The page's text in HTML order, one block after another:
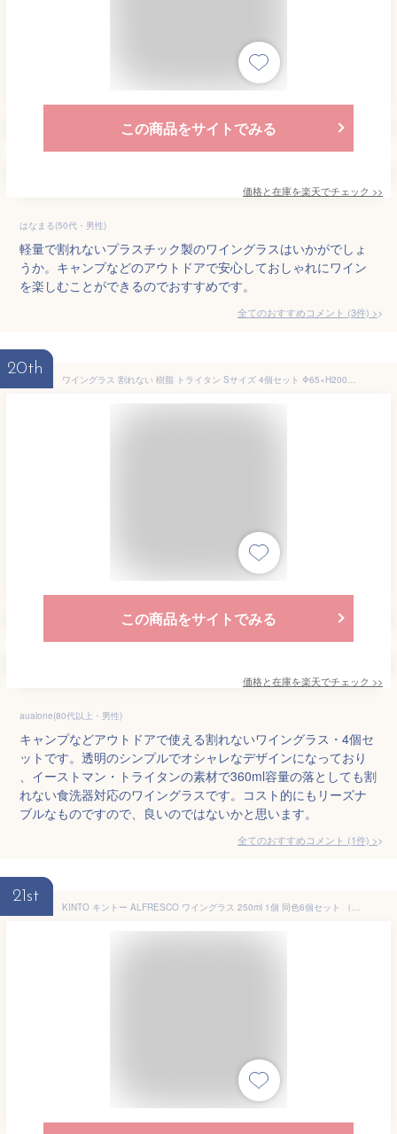
この商品をサイトでみる
価格と在庫を楽天でチェック >>
はなまる(50代・男性)
軽量で割れないプラスチック製のワイングラスはいかがでしょ
うか。キャンプなどのアウトドアで安心しておしゃれにワイン
を楽しむことができるのでおすすめです。
全てのおすすめコメント (3件) >
20th
ワイングラス 割れない 樹脂 トライタン Sサイズ 4個セット Φ65×H200mm(360ml) アウトドア キャンプ グランピング ギア GC801TR【食器洗浄機対応】
この商品をサイトでみる
価格と在庫を楽天でチェック >>
aualone(80代以上・男性)
キャンプなどアウトドアで使える割れないワイングラス・4個セ
ットです。透明のシンプルでオシャレなデザインになっており
、イーストマン・トライタンの素材で360ml容量の落としても割
れない食洗器対応のワイングラスです。コスト的にもリーズナ
ブルなものですので、良いのではないかと思います。
全てのおすすめコメント (1件) >
21st
KINTO キントー ALFRESCO ワイングラス 250ml 1個 同色6個セット （ アルフレスコ プラスチック 食洗機対応 コップ カップ 食器 軽い 割れにくい アウトドア キャンプ 持ち運び プラスチック製 おしゃれ ）【3980円以上送料無料】